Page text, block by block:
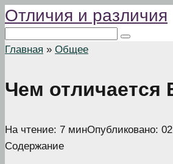
Перейти
к
контенту
Отличия и различия
Главная » Общее
Чем отличается
На чтение: 7 минОпубликовано:
Содержание